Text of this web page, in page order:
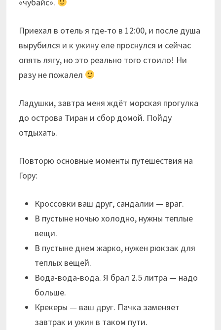
Приехал в отель я где-то в 12:00, и после душа
вырубился и к ужину еле проснулся и сейчас
опять лягу, но это реально того стоило! Ни
разу не пожалел
Ладушки, завтра меня ждёт морская прогулка
до острова Тиран и сбор домой. Пойду
отдыхать.
Повторю основные моменты путешествия на
Гору:
Кроссовки ваш друг, сандалии — враг.
В пустыне ночью холодно, нужны теплые
вещи.
В пустыне днем жарко, нужен рюкзак для
теплых вещей.
Вода-вода-вода. Я брал 2.5 литра — надо
больше.
Крекеры — ваш друг. Пачка заменяет
завтрак и ужин в таком пути.